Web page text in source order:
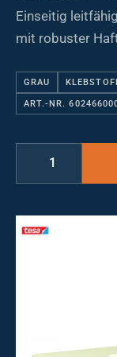
Einseitig
mit robuster
GRAU
ART.-NR.